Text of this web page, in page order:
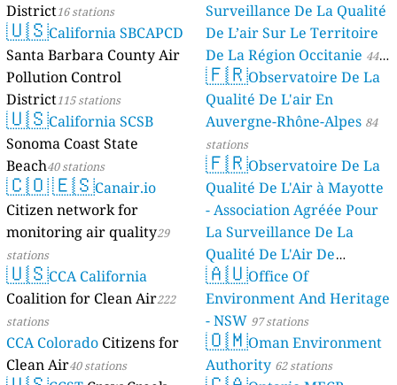
District16 stations
🇺🇸California SBCAPCD
Santa Barbara County Air
Pollution Control
District115 stations
🇺🇸California SCSB
Sonoma Coast State
Beach40 stations
🇨🇴🇪🇸Canair.io
Citizen network for
monitoring air quality29
stations
🇺🇸CCA California
Coalition for Clean Air222
stations
CCA Colorado Citizens for
Clean Air40 stations
Surveillance De La Qualité
De L’air Sur Le Territoire
De La Région Occitanie 44
stations
🇫🇷Observatoire De La
Qualité De L'air En
Auvergne-Rhône-Alpes 84
stations
🇫🇷Observatoire De La
Qualité De L'Air à Mayotte
- Association Agréée Pour
La Surveillance De La
Qualité De L'Air De
Mayotte 4 stations
🇦🇺Office Of
Environment And Heritage
- NSW 97 stations
🇴🇲Oman Environment
Authority 62 stations